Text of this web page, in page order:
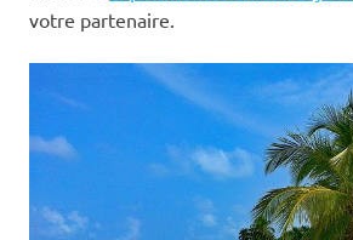
votre partenaire.